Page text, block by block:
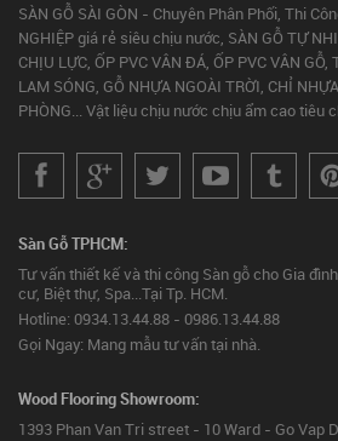
SÀN GỖ SÀI GÒN - Chuyên Phân Phối, Thi
NGHIỆP giá rẻ siêu chịu nước, SÀN GỖ TỰ
CHỊU LỰC, ỐP PVC VÂN ĐÁ, ỐP PVC VÂN GỖ,
LAM SÓNG, GỖ NHỰA NGOÀI TRỜI, CHỈ
PHÒNG... Vật liệu chịu nước chịu ẩm cao tiêu
Sàn Gỗ TPHCM:
Tư vấn thiết kế và thi công Sàn gỗ cho Gia
cư, Biệt thự, Spa...Tại Tp. HCM.
Hotline: 0934.13.44.88 - 0986.13.44.88
Gọi Ngay: Mang mẫu tư vấn tại nhà.
Wood Flooring Showroom:
1393 Phan Van Tri street - 10 Ward - Go Vap